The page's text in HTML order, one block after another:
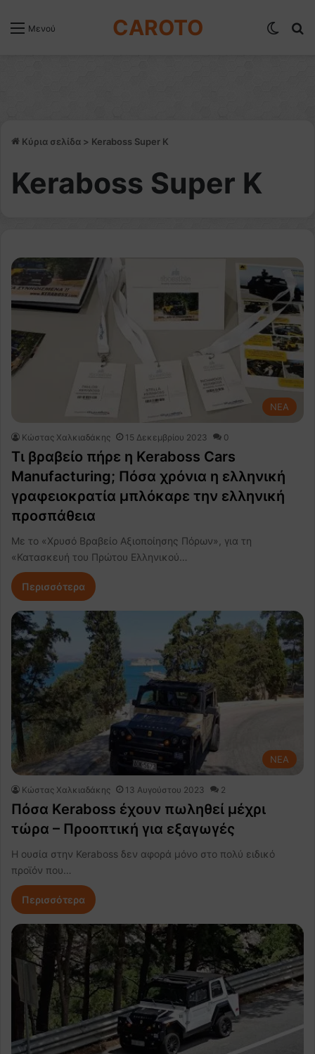
Μενού CAROTO
Κύρια σελίδα > Keraboss Super K
Keraboss Super K
NEA
Κώστας Χαλκιαδάκης 15 Δεκεμβρίου 2023 0
Τι βραβείο πήρε η Keraboss Cars
Manufacturing; Πόσα χρόνια η ελληνική
γραφειοκρατία μπλόκαρε την ελληνική
προσπάθεια
Με το «Χρυσό Βραβείο Αξιοποίησης Πόρων», για τη
«Κατασκευή του Πρώτου Ελληνικού…
Περισσότερα
NEA
Κώστας Χαλκιαδάκης 13 Αυγούστου 2023 2
Πόσα Keraboss έχουν πωληθεί μέχρι
τώρα – Προοπτική για εξαγωγές
Η ουσία στην Keraboss δεν αφορά μόνο στο πολύ ειδικό
προϊόν που…
Περισσότερα